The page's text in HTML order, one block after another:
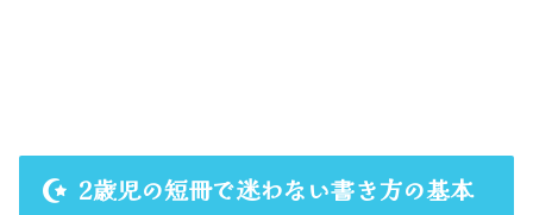
2歳児の短冊で迷わない書き方の基本